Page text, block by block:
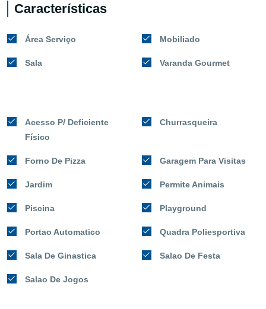
Características
Área Serviço Mobiliado
Sala Varanda Gourmet
Acesso P/ Deficiente
Físico
Churrasqueira
Forno De Pizza Garagem Para Visitas
Jardim Permite Animais
Piscina Playground
Portao Automatico Quadra Poliesportiva
Sala De Ginastica Salao De Festa
Salao De Jogos